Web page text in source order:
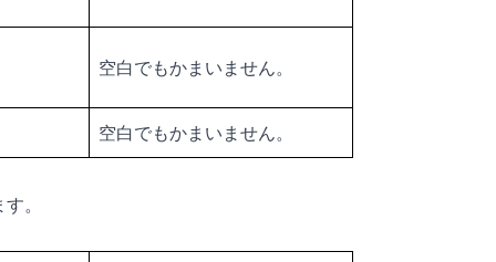
空白でもかまいません。
空白でもかまいません。
。